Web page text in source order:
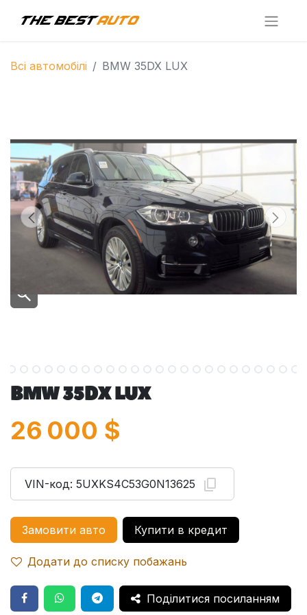
Всі автомобілі BMW 35DX LUX
BMW 35DX LUX
26 000 $
VIN-код: 5UXKS4C53G0N13625
Замовити авто Купити в кредит
Додати до списку побажань
Поділитися посиланням